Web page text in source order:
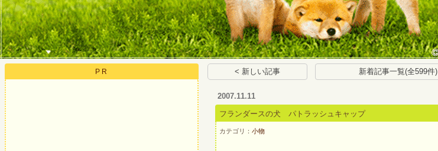
PR < 新しい記事 新着記事一覧(全599件)
2007.11.11
フランダースの犬 パトラッシュキャップ
カテゴリ：小物